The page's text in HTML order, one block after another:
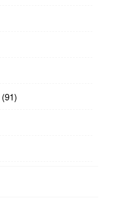
(91)